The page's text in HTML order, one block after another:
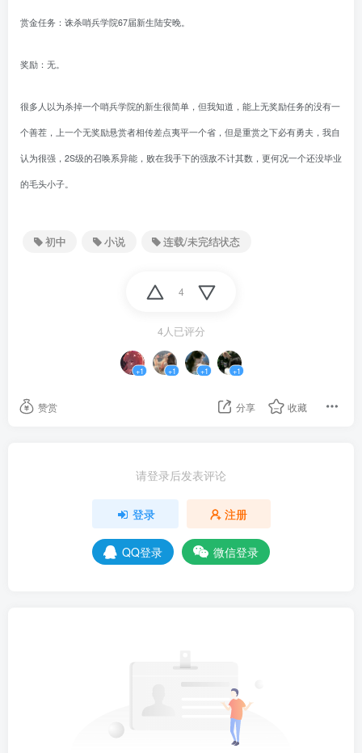
赏金任务：诛杀哨兵学院67届新生陆安晚。
奖励：无。
很多人以为杀掉一个哨兵学院的新生很简单，但我知道，能上无奖励任务的没有一
个善茬，上一个无奖励悬赏者相传差点夷平一个省，但是重赏之下必有勇夫，我自
认为很强，2S级的召唤系异能，败在我手下的强敌不计其数，更何况一个还没毕业
的毛头小子。
初中 小说 连载/未完结状态
4
4人已评分
+1 +1 +1 +1
赞赏 分享 收藏
请登录后发表评论
登录 注册
QQ登录 微信登录